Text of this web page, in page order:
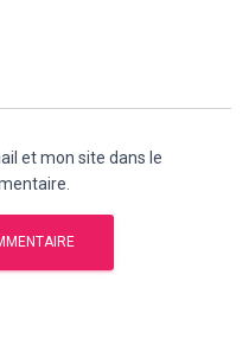
et mon site dans le